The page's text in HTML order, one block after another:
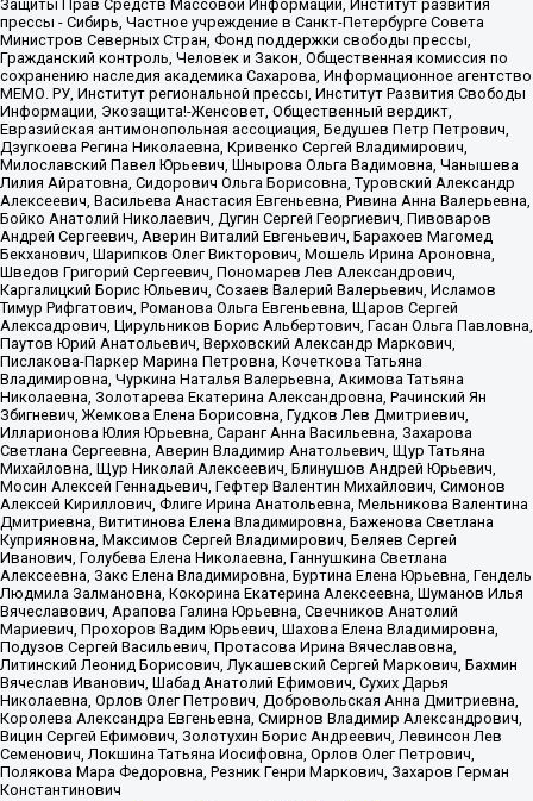
Защиты Прав Средств Массовой Информации, Институт развития
прессы - Сибирь, Частное учреждение в Санкт-Петербурге Совета
Министров Северных Стран, Фонд поддержки свободы прессы,
Гражданский контроль, Человек и Закон, Общественная комиссия по
сохранению наследия академика Сахарова, Информационное агентство
МЕМО. РУ, Институт региональной прессы, Институт Развития Свободы
Информации, Экозащита!-Женсовет, Общественный вердикт,
Евразийская антимонопольная ассоциация, Бедушев Петр Петрович,
Дзугкоева Регина Николаевна, Кривенко Сергей Владимирович,
Милославский Павел Юрьевич, Шнырова Ольга Вадимовна, Чанышева
Лилия Айратовна, Сидорович Ольга Борисовна, Туровский Александр
Алексеевич, Васильева Анастасия Евгеньевна, Ривина Анна Валерьевна,
Бойко Анатолий Николаевич, Дугин Сергей Георгиевич, Пивоваров
Андрей Сергеевич, Аверин Виталий Евгеньевич, Барахоев Магомед
Бекханович, Шарипков Олег Викторович, Мошель Ирина Ароновна,
Шведов Григорий Сергеевич, Пономарев Лев Александрович,
Каргалицкий Борис Юльевич, Созаев Валерий Валерьевич, Исламов
Тимур Рифгатович, Романова Ольга Евгеньевна, Щаров Сергей
Алексадрович, Цирульников Борис Альбертович, Гасан Ольга Павловна,
Паутов Юрий Анатольевич, Верховский Александр Маркович,
Пислакова-Паркер Марина Петровна, Кочеткова Татьяна
Владимировна, Чуркина Наталья Валерьевна, Акимова Татьяна
Николаевна, Золотарева Екатерина Александровна, Рачинский Ян
Збигневич, Жемкова Елена Борисовна, Гудков Лев Дмитриевич,
Илларионова Юлия Юрьевна, Саранг Анна Васильевна, Захарова
Светлана Сергеевна, Аверин Владимир Анатольевич, Щур Татьяна
Михайловна, Щур Николай Алексеевич, Блинушов Андрей Юрьевич,
Мосин Алексей Геннадьевич, Гефтер Валентин Михайлович, Симонов
Алексей Кириллович, Флиге Ирина Анатольевна, Мельникова Валентина
Дмитриевна, Вититинова Елена Владимировна, Баженова Светлана
Куприяновна, Максимов Сергей Владимирович, Беляев Сергей
Иванович, Голубева Елена Николаевна, Ганнушкина Светлана
Алексеевна, Закс Елена Владимировна, Буртина Елена Юрьевна, Гендель
Людмила Залмановна, Кокорина Екатерина Алексеевна, Шуманов Илья
Вячеславович, Арапова Галина Юрьевна, Свечников Анатолий
Мариевич, Прохоров Вадим Юрьевич, Шахова Елена Владимировна,
Подузов Сергей Васильевич, Протасова Ирина Вячеславовна,
Литинский Леонид Борисович, Лукашевский Сергей Маркович, Бахмин
Вячеслав Иванович, Шабад Анатолий Ефимович, Сухих Дарья
Николаевна, Орлов Олег Петрович, Добровольская Анна Дмитриевна,
Королева Александра Евгеньевна, Смирнов Владимир Александрович,
Вицин Сергей Ефимович, Золотухин Борис Андреевич, Левинсон Лев
Семенович, Локшина Татьяна Иосифовна, Орлов Олег Петрович,
Полякова Мара Федоровна, Резник Генри Маркович, Захаров Герман
Константинович